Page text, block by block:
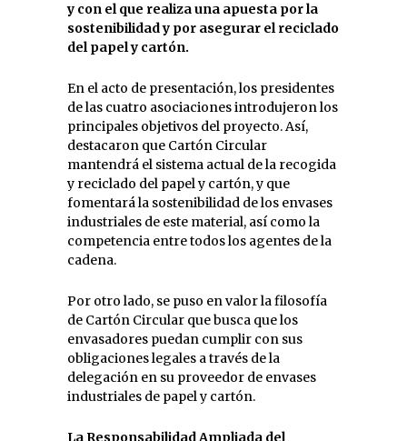
y con el que realiza una apuesta por la
sostenibilidad y por asegurar el reciclado
del papel y cartón.
En el acto de presentación, los presidentes
de las cuatro asociaciones introdujeron los
principales objetivos del proyecto. Así,
destacaron que Cartón Circular
mantendrá el sistema actual de la recogida
y reciclado del papel y cartón, y que
fomentará la sostenibilidad de los envases
industriales de este material, así como la
competencia entre todos los agentes de la
cadena.
Por otro lado, se puso en valor la filosofía
de Cartón Circular que busca que los
envasadores puedan cumplir con sus
obligaciones legales a través de la
delegación en su proveedor de envases
industriales de papel y cartón.